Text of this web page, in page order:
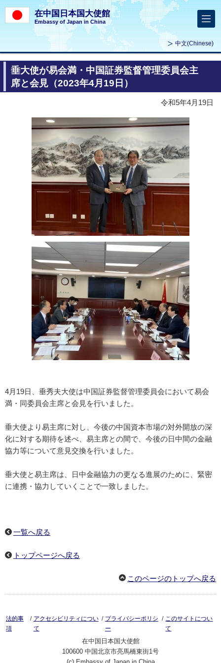
在中国日本国大使館
Embassy of Japan in China
中文(Chinese)
垂大使が易会満・中国証券監督管理委員会主
席と会見（2023年4月19日）
令和5年4月19日
4月19日、垂秀夫大使は中国証券監督管理委員会において易会
満・同委員会主席と会見を行いました。
垂大使より易主席に対し、今後の中国資本市場の対外開放の深
化に対する期待を述べ、易主席との間で、今後の日中間の金融
協力等について意見交換を行いました。
垂大使と易主席は、日中金融協力の更なる進展のために、緊密
に連携・協力していくことで一致しました。
一覧へ戻る
トップページへ戻る
このページのトップへ戻る
法的事
項
/ アクセシビリティについ
て
/ プライバシーポリシ
ー
/ このサイトについ
て
在中国日本国大使館
100600 中国北京市亮馬橋東街1号